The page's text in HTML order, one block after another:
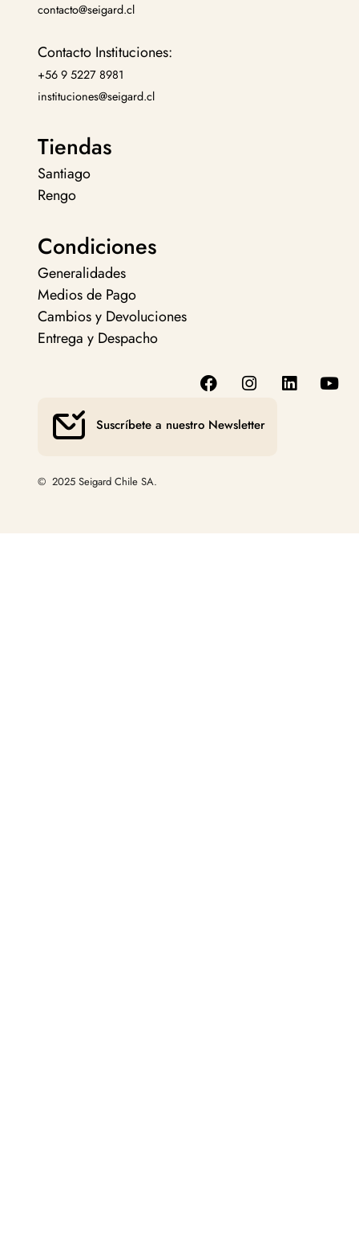
contacto@seigard.cl
Contacto Instituciones:
+56 9 5227 8981
instituciones@seigard.cl
Tiendas
Santiago
Rengo
Condiciones
Generalidades
Medios de Pago
Cambios y Devoluciones
Entrega y Despacho
Suscríbete a nuestro Newsletter
© 2025 Seigard Chile SA.